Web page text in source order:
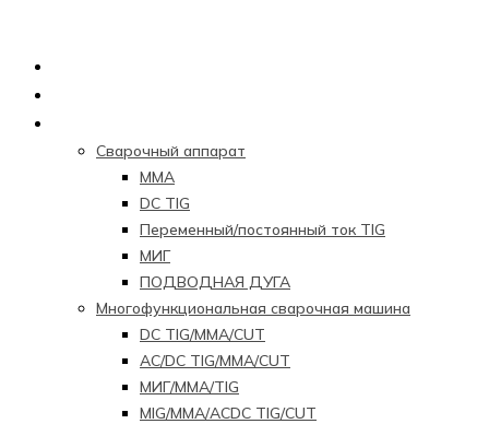
Сварочный аппарат
ММА
DC TIG
Переменный/постоянный ток TIG
МИГ
ПОДВОДНАЯ ДУГА
Многофункциональная сварочная машина
DC TIG/MMA/CUT
AC/DC TIG/MMA/CUT
МИГ/ММА/TIG
MIG/MMA/ACDC TIG/CUT